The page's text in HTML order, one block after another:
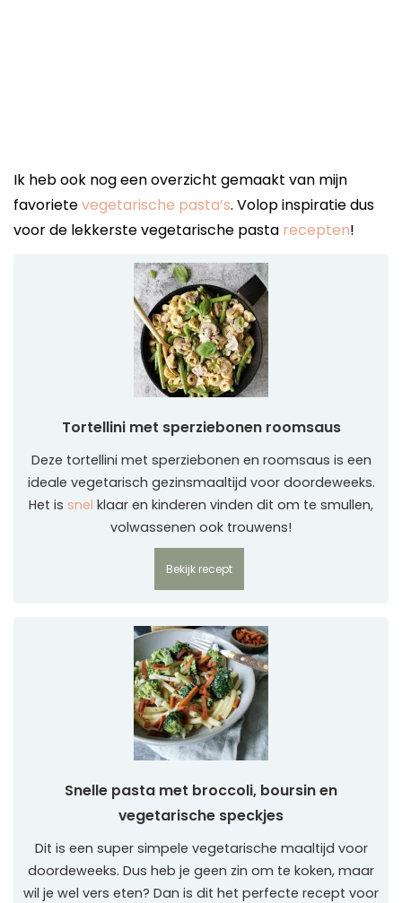
Ik heb ook nog een overzicht gemaakt van mijn
favorietevegetarische pasta’s. Volop inspiratie dus
voor de lekkerste vegetarische pasta recepten!
Tortellini met sperziebonen roomsaus
Deze tortellini met sperziebonen en roomsaus is een
ideale vegetarisch gezinsmaaltijd voor doordeweeks.
Het is snel klaar en kinderen vinden dit om te smullen,
volwassenen ook trouwens!
Bekijk recept
Snelle pasta met broccoli, boursin en
vegetarische speckjes
Dit is een super simpele vegetarische maaltijd voor
doordeweeks. Dus heb je geen zin om te koken, maar
wil je wel vers eten? Dan is dit het perfecte recept voor